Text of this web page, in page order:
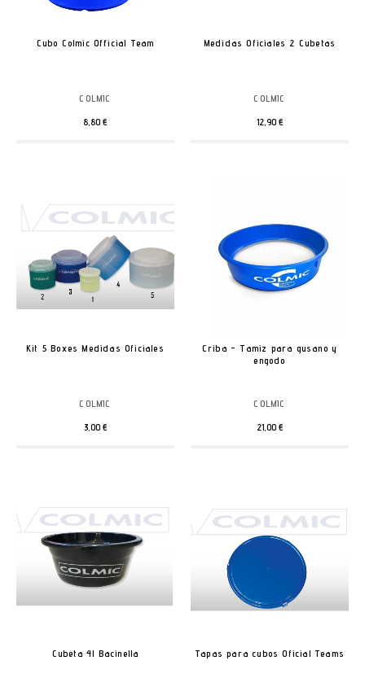
Cubo Colmic Official Team
COLMIC
8,80 €
Medidas Oficiales 2 Cubetas
COLMIC
12,90 €
Kit 5 Boxes Medidas Oficiales
COLMIC
3,00 €
Criba - Tamiz para gusano y
engodo
COLMIC
21,00 €
Cubeta 4l Bacinella Tapas para cubos Oficial Teams